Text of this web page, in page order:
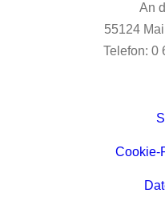
An
55124
Telefon: 0
Cookie-